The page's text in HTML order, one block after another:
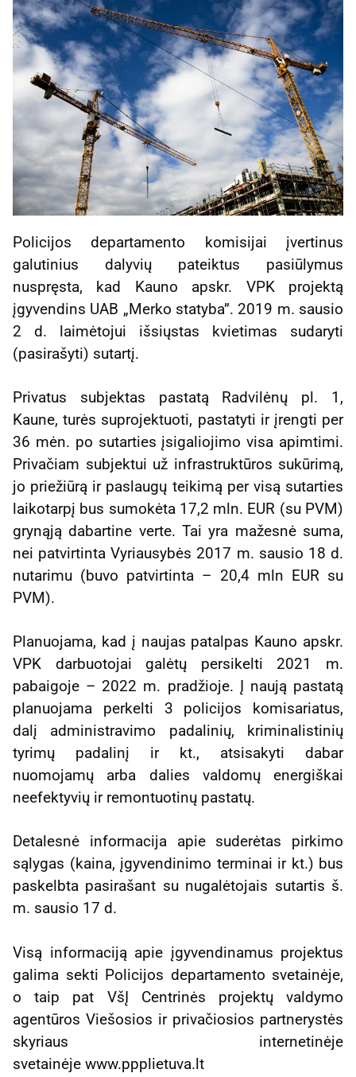
Policijos departamento komisijai įvertinus
galutinius dalyvių pateiktus pasiūlymus
nuspręsta, kad Kauno apskr. VPK projektą
įgyvendins UAB „Merko statyba”. 2019 m. sausio
2 d. laimėtojui išsiųstas kvietimas sudaryti
(pasirašyti) sutartį.
Privatus subjektas pastatą Radvilėnų pl. 1,
Kaune, turės suprojektuoti, pastatyti ir įrengti per
36 mėn. po sutarties įsigaliojimo visa apimtimi.
Privačiam subjektui už infrastruktūros sukūrimą,
jo priežiūrą ir paslaugų teikimą per visą sutarties
laikotarpį bus sumokėta 17,2 mln. EUR (su PVM)
grynąją dabartine verte. Tai yra mažesnė suma,
nei patvirtinta Vyriausybės 2017 m. sausio 18 d.
nutarimu (buvo patvirtinta – 20,4 mln EUR su
PVM).
Planuojama, kad į naujas patalpas Kauno apskr.
VPK darbuotojai galėtų persikelti 2021 m.
pabaigoje – 2022 m. pradžioje. Į naują pastatą
planuojama perkelti 3 policijos komisariatus,
dalį administravimo padalinių, kriminalistinių
tyrimų padalinį ir kt., atsisakyti dabar
nuomojamų arba dalies valdomų energiškai
neefektyvių ir remontuotinų pastatų.
Detalesnė informacija apie suderėtas pirkimo
sąlygas (kaina, įgyvendinimo terminai ir kt.) bus
paskelbta pasirašant su nugalėtojais sutartis š.
m. sausio 17 d.
Visą informaciją apie įgyvendinamus projektus
galima sekti Policijos departamento svetainėje,
o taip pat VšĮ Centrinės projektų valdymo
agentūros Viešosios ir privačiosios partnerystės
skyriaus internetinėje
svetainėje www.ppplietuva.lt